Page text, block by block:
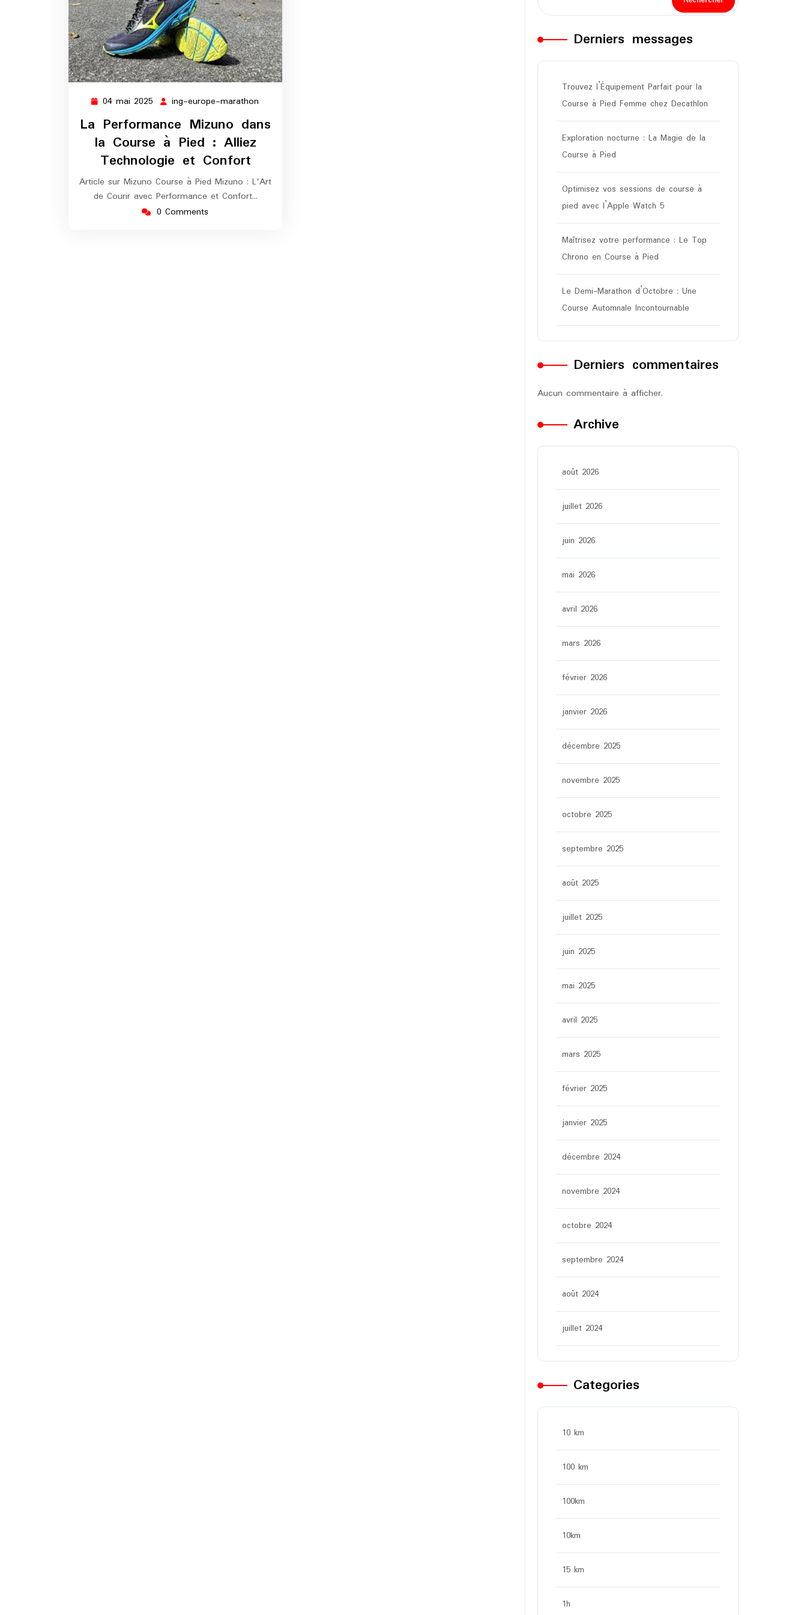
04 mai 2025 04
2025
ing-europe-marathon
marathon
La Performance Mizuno dans
la Course à Pied : Alliez
Technologie et Confort
Article sur Mizuno Course à Pied Mizuno : L'Art
de Courir avec Performance et Confort…
0 Comments
Derniers messages
Trouvez l’Équipement Parfait pour la
Course à Pied Femme chez Decathlon
Exploration nocturne : La Magie de la
Course à Pied
Optimisez vos sessions de course à
pied avec l’Apple Watch 5
Maîtrisez votre performance : Le Top
Chrono en Course à Pied
Le Demi-Marathon d’Octobre : Une
Course Automnale Incontournable
Derniers commentaires
Aucun commentaire à afficher.
Archive
août 2026
juillet 2026
juin 2026
mai 2026
avril 2026
mars 2026
février 2026
janvier 2026
décembre 2025
novembre 2025
octobre 2025
septembre 2025
août 2025
juillet 2025
juin 2025
mai 2025
avril 2025
mars 2025
février 2025
janvier 2025
décembre 2024
novembre 2024
octobre 2024
septembre 2024
août 2024
juillet 2024
Categories
10 km
100 km
100km
10km
15 km
1h